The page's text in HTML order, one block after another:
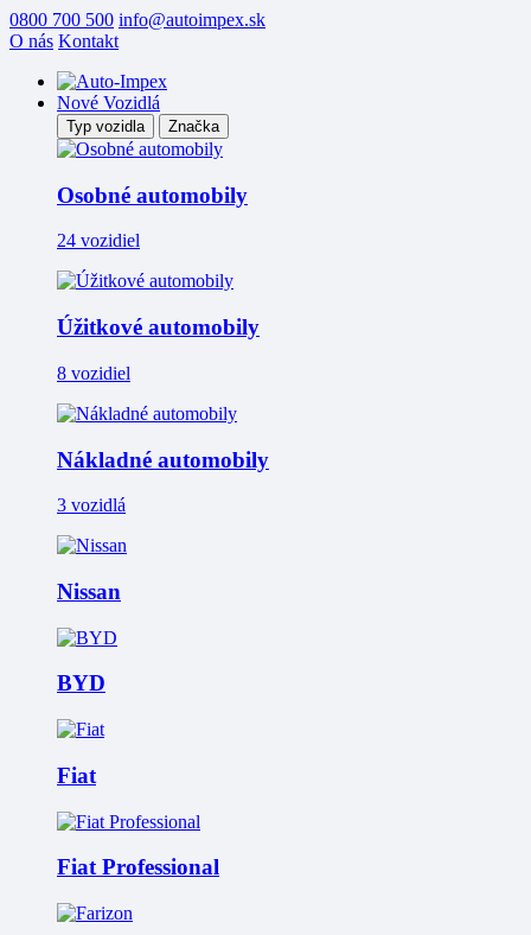
0800 700 500 info@autoimpex.sk
O nás Kontakt
Nové Vozidlá
Typ vozidla Značka
Osobné automobily
24 vozidiel
Úžitkové automobily
8 vozidiel
Nákladné automobily
3 vozidlá
Nissan
BYD
Fiat
Fiat Professional